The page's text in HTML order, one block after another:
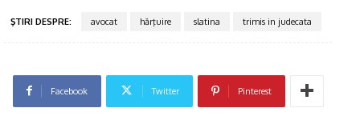
ŞTIRI DESPRE: avocat hărţuire slatina trimis in judecata
Facebook Twitter Pinterest